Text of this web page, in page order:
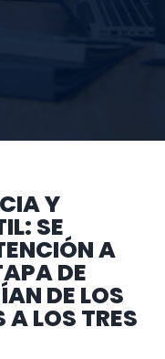
Y
SE
A
DE
DE LOS
LOS TRES